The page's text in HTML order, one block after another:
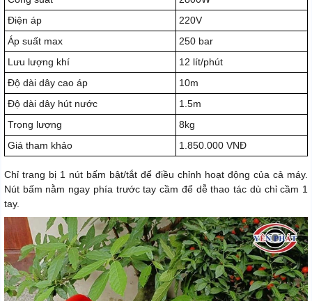
Điện áp
220V
Áp suất max
250 bar
Lưu lượng khí
12 lít/phút
Độ dài dây cao áp
10m
Độ dài dây hút nước
1.5m
Trọng lượng
8kg
Giá tham khảo
1.850.000 VNĐ
Chỉ trang bị 1 nút bấm bật/tắt để điều chỉnh hoạt động của cả máy.
Nút bấm nằm ngay phía trước tay cầm để dễ thao tác dù chỉ cầm 1
tay.